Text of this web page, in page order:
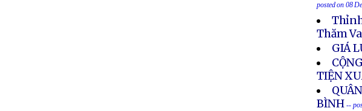
posted on 08
Thăm
GIÁ
TIỆN
BÌNH --